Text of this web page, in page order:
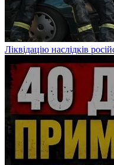
​Ліквідацію наслідків